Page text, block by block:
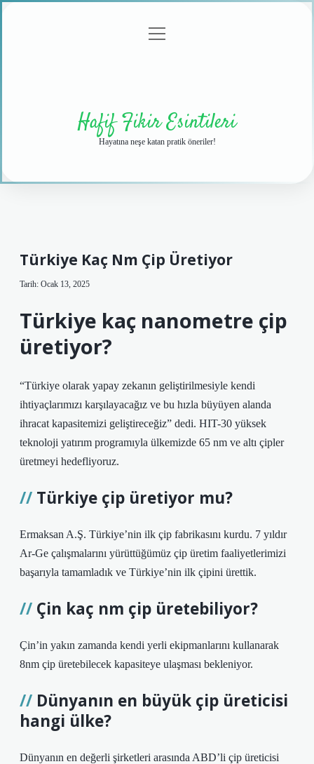
menüyü
Hafif Fikir Esintileri
Hayatına neşe katan pratik öneriler!
Türkiye Kaç Nm Çip Üretiyor
Tarih: Ocak 13, 2025
Türkiye kaç nanometre çip
üretiyor?
“Türkiye olarak yapay zekanın geliştirilmesiyle kendi
ihtiyaçlarımızı karşılayacağız ve bu hızla büyüyen alanda
ihracat kapasitemizi geliştireceğiz” dedi. HIT-30 yüksek
teknoloji yatırım programıyla ülkemizde 65 nm ve altı çipler
üretmeyi hedefliyoruz.
Türkiye çip üretiyor mu?
Ermaksan A.Ş. Türkiye’nin ilk çip fabrikasını kurdu. 7 yıldır
Ar-Ge çalışmalarını yürüttüğümüz çip üretim faaliyetlerimizi
başarıyla tamamladık ve Türkiye’nin ilk çipini ürettik.
Çin kaç nm çip üretebiliyor?
Çin’in yakın zamanda kendi yerli ekipmanlarını kullanarak
8nm çip üretebilecek kapasiteye ulaşması bekleniyor.
Dünyanın en büyük çip üreticisi
hangi ülke?
Dünyanın en değerli şirketleri arasında ABD’li çip üreticisi